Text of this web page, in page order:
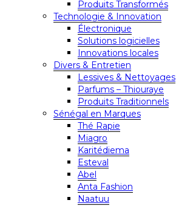
Produits Transformés
Technologie & Innovation
Électronique
Solutions logicielles
Innovations locales
Divers & Entretien
Lessives & Nettoyages
Parfums – Thiouraye
Produits Traditionnels
Sénégal en Marques
Thé Rapie
Miagro
Karitédiema
Esteval
Abel
Anta Fashion
Naatuu